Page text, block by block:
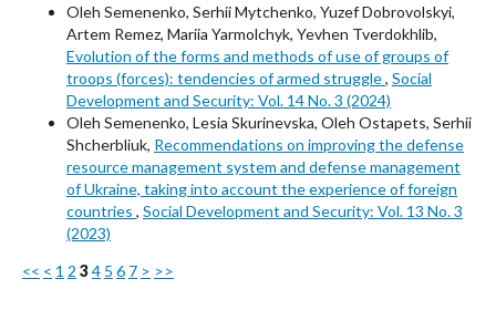
Oleh Semenenko, Serhii Mytchenko, Yuzef Dobrovolskyi,
Artem Remez, Mariia Yarmolchyk, Yevhen Tverdokhlib,
Evolution of the forms and methods of use of groups of
troops (forces): tendencies of armed struggle, Social
Development and Security: Vol. 14 No. 3 (2024)
Oleh Semenenko, Lesia Skurinevska, Oleh Ostapets, Serhii
Shcherbliuk, Recommendations on improving the defense
resource management system and defense management
of Ukraine, taking into account the experience of foreign
countries , Social Development and Security: Vol. 13 No. 3
(2023)
<< < 1 2 34 5 6 7 > >>